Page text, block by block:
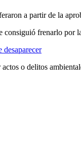
a partir de la
frenarlo
desaparecer
o delitos